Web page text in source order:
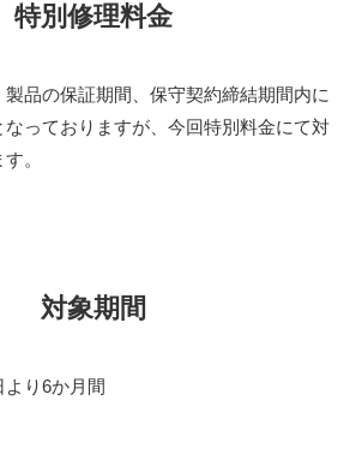
特別修理料金
品の保証期間、保守契約締結期間内に
っておりますが、今回特別料金にて対
。
対象期間
より6か月間